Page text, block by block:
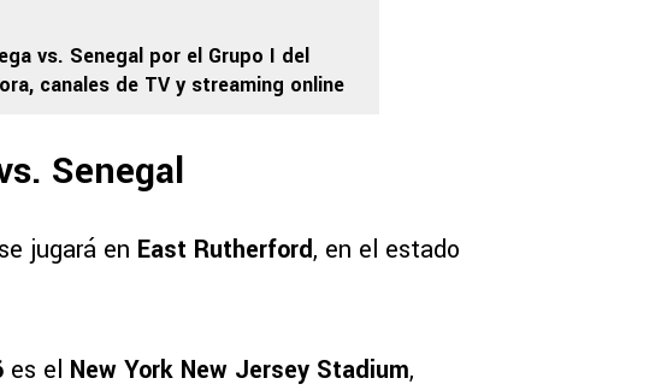
vs. Senegal por el Grupo I del
canales de TV y streaming online
Senegal
se jugará en East Rutherford, en el estado
es el New York New Jersey Stadium,